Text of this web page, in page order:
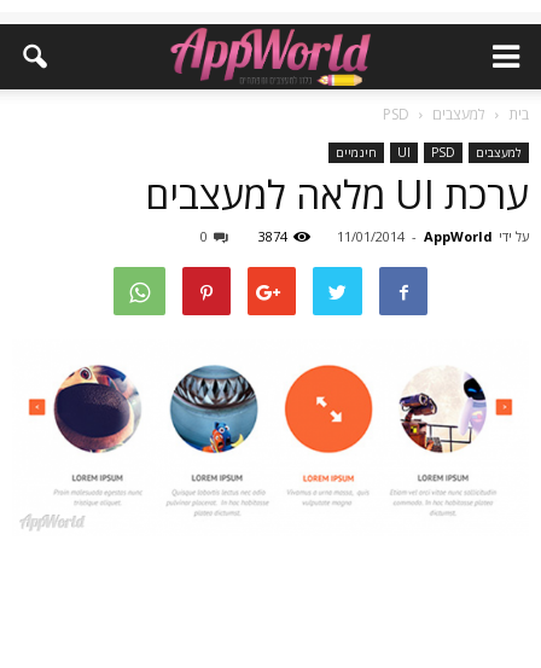
בית למעצבים PSD
למעצבים PSD
UI חינמיים
ערכת UI מלאה למעצבים
על ידי AppWorld
-
11/01/2014
3874
0